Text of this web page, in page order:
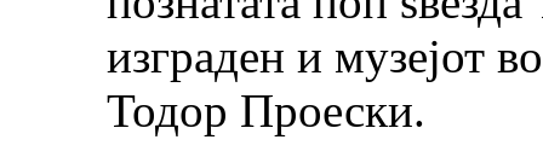
изграден и музејот
Тодор Проески.